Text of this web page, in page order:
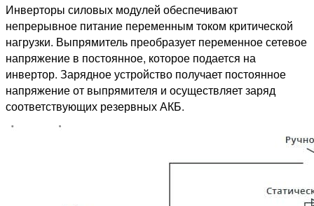
Инверторы силовых модулей обеспечивают
непрерывное питание переменным током критической
нагрузки. Выпрямитель преобразует переменное сетевое
напряжение в постоянное, которое подается на
инвертор. Зарядное устройство получает постоянное
напряжение от выпрямителя и осуществляет заряд
соответствующих резервных АКБ.